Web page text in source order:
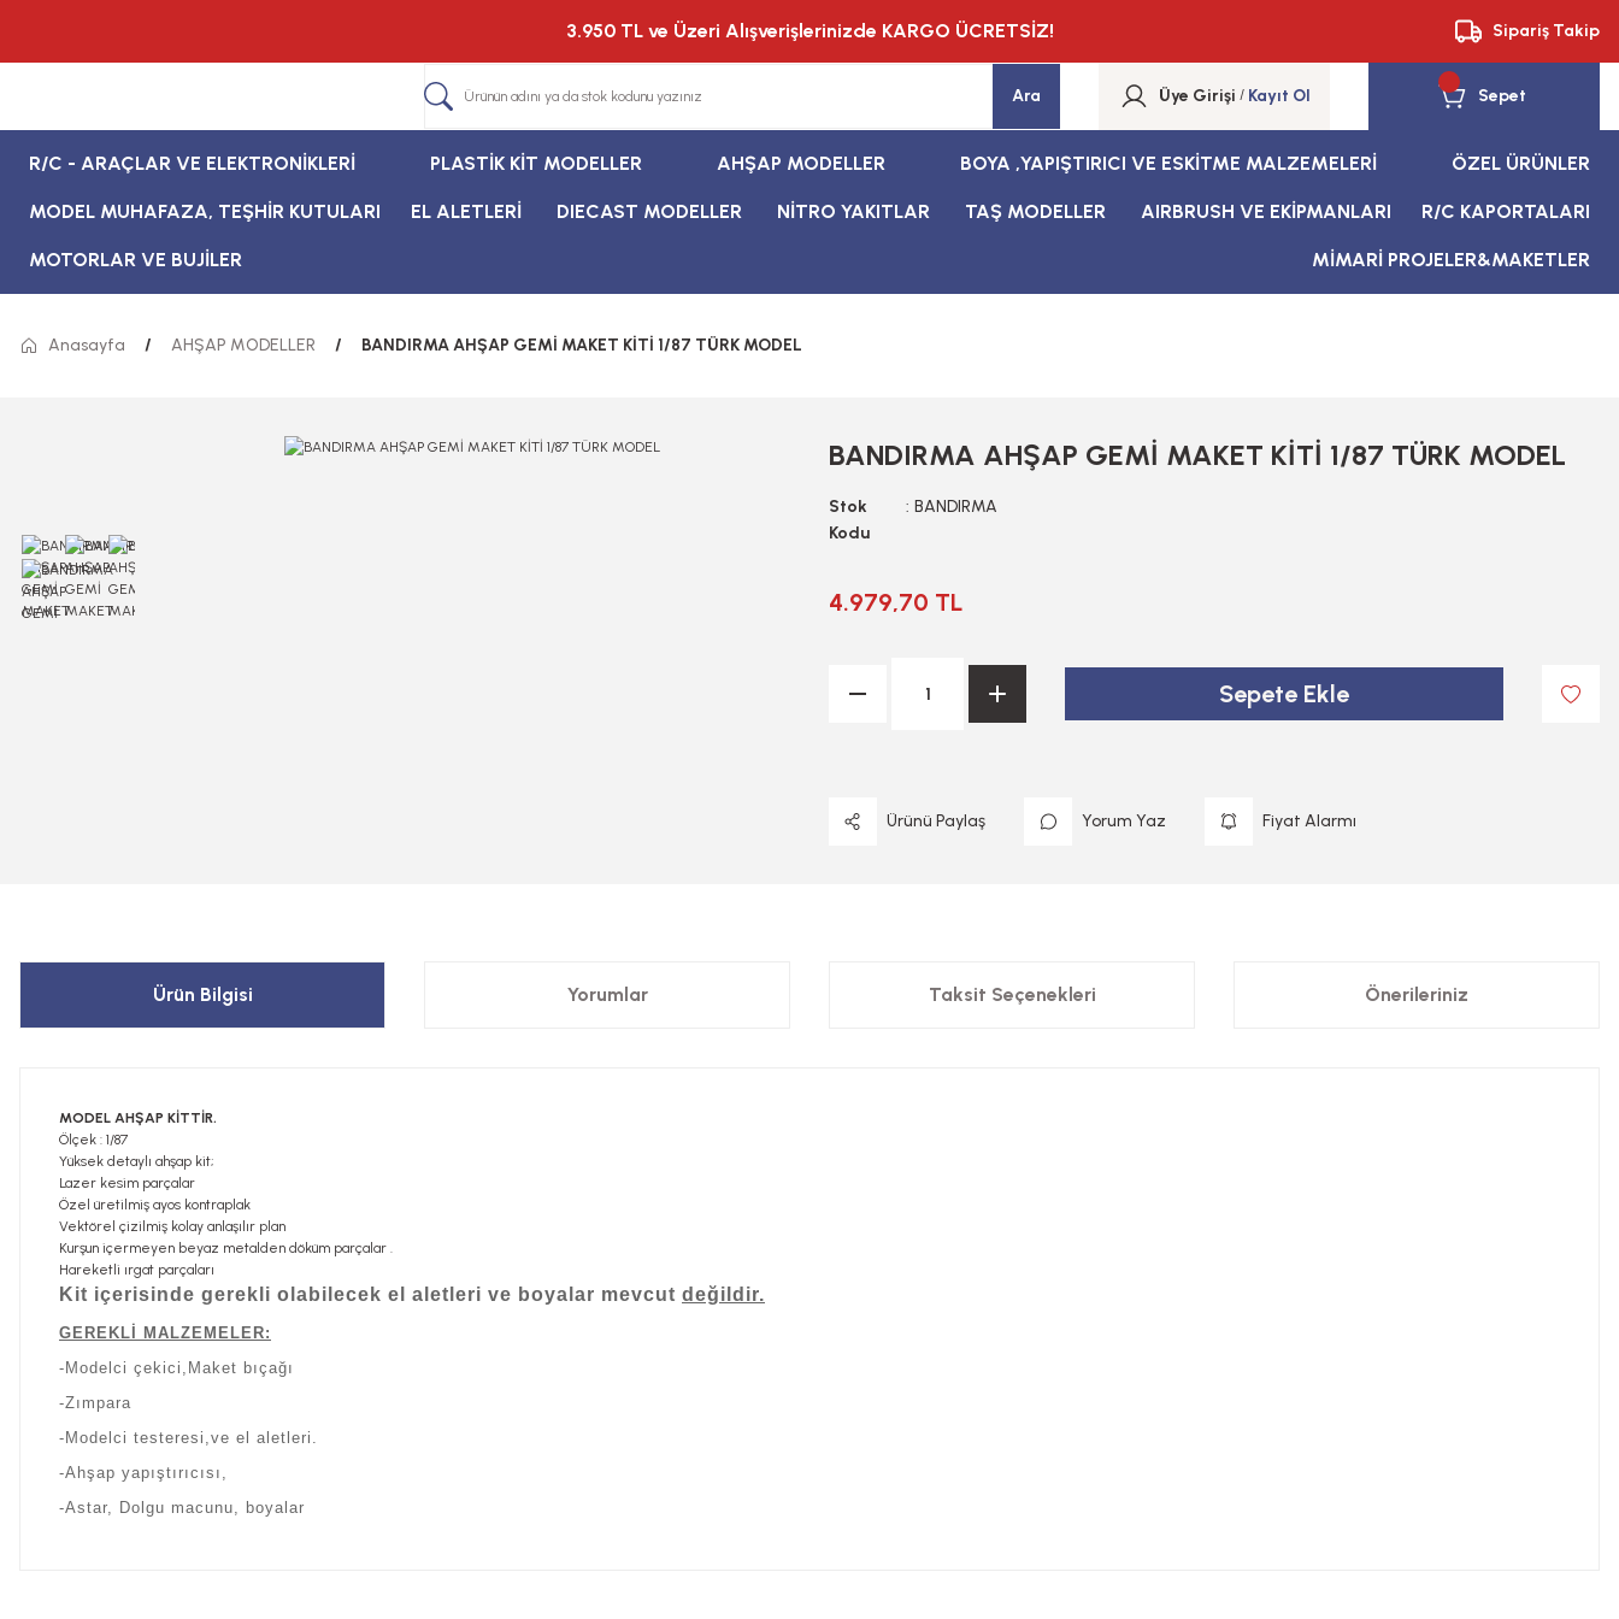
3.950 TL ve Üzeri Alışverişlerinizde KARGO ÜCRETSİZ! Sipariş Takip
Ara Üye Girişi / Kayıt Ol Sepet
R/C - ARAÇLAR VE ELEKTRONİKLERİ PLASTİK KİT MODELLER AHŞAP MODELLER BOYA ,YAPIŞTIRICI VE ESKİTME MALZEMELERİ ÖZEL ÜRÜNLER
MODEL MUHAFAZA, TEŞHİR KUTULARI EL ALETLERİ DIECAST MODELLER NİTRO YAKITLAR TAŞ MODELLER AIRBRUSH VE EKİPMANLARI R/C KAPORTALARI
MOTORLAR VE BUJİLER MİMARİ PROJELER&MAKETLER
Anasayfa AHŞAP MODELLER BANDIRMA AHŞAP GEMİ MAKET KİTİ 1/87 TÜRK MODEL
BANDIRMA AHŞAP GEMİ MAKET KİTİ 1/87 TÜRK MODEL
Stok
Kodu
BANDIRMA
4.979,70 TL
Sepete Ekle
Ürünü Paylaş Yorum Yaz Fiyat Alarmı
Ürün Bilgisi Yorumlar Taksit Seçenekleri Önerileriniz
MODEL AHŞAP KİTTİR.
Ölçek : 1/87
Yüksek detaylı ahşap kit;
Lazer kesim parçalar
Özel üretilmiş ayos kontraplak
Vektörel çizilmiş kolay anlaşılır plan
Kurşun içermeyen beyaz metalden döküm parçalar .
Hareketli ırgat parçaları
Kit içerisinde gerekli olabilecek el aletleri ve boyalar mevcut değildir.
GEREKLİ MALZEMELER:
-Modelci çekici,Maket bıçağı
-Zımpara
-Modelci testeresi,ve el aletleri.
-Ahşap yapıştırıcısı,
-Astar, Dolgu macunu, boyalar